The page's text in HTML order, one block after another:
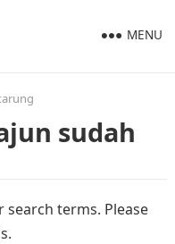
MENU
sudah
terms. Please